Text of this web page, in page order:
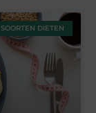
SOORTEN DIETEN